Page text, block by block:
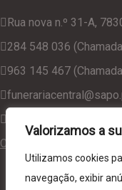
Valorizamos a
Utilizamos cookies
navegação, exibir
Rua nova n.º 31-A,
284 548 036
963 145 467
Consulte a nossa